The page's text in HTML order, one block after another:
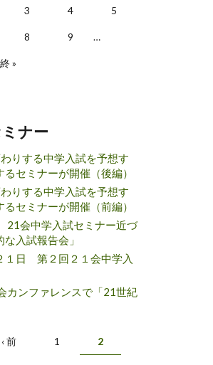
3 4 5
8 9 …
»
ナー
りする中学入試を予想す
セミナーが開催（後編）
りする中学入試を予想す
セミナーが開催（前編）
会中学入試セミナー近づ
入試報告会」
１日 第２回２１会中学入
カンファレンスで「21世紀
‹ 前 1 2